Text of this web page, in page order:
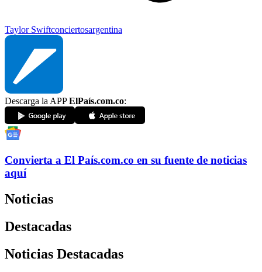
Taylor Swiftconciertosargentina
Descarga la APPElPaís.com.co:
Convierta a El País.com.co en su fuente de noticias
aquí
Noticias
Destacadas
Noticias Destacadas